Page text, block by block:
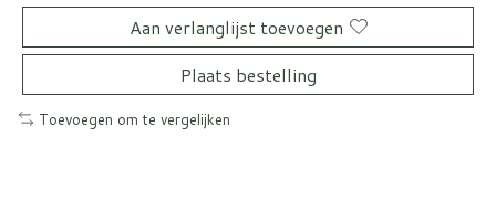
Aan verlanglijst toevoegen
Plaats bestelling
Toevoegen om te vergelijken